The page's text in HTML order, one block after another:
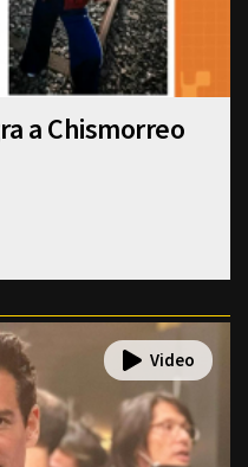
a Chismorreo